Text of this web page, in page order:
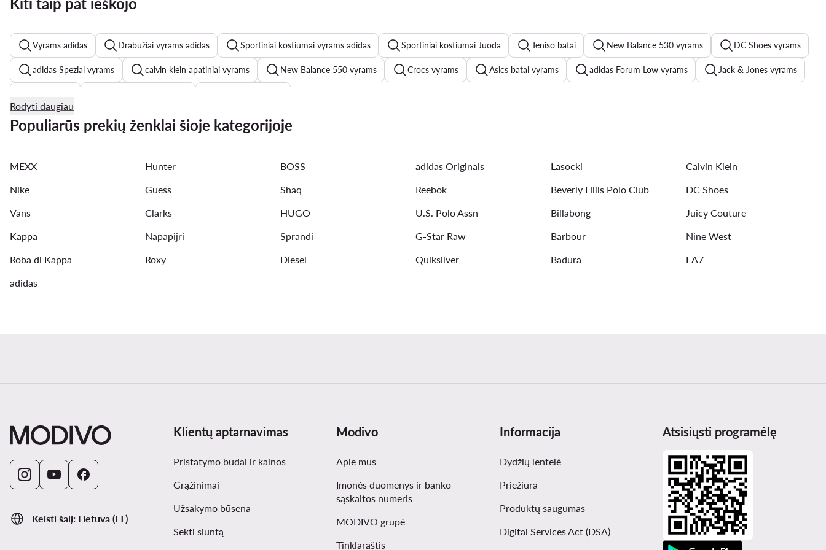
Vyrams adidas Drabužiai vyrams adidas Sportiniai kostiumai vyrams adidas Sportiniai kostiumai Juoda Teniso batai New Balance 530 vyrams DC Shoes vyrams
adidas Spezial vyrams calvin klein apatiniai vyrams New Balance 550 vyrams Crocs vyrams Asics batai vyrams adidas Forum Low vyrams Jack & Jones vyrams
G-Shock vyrams Badura batai vyrams Džinsai vyrams
Bomber striukes vyrams Piningines vyrams Timberland batai vyrams
Rodyti daugiau
Populiarūs prekių ženklai šioje kategorijoje
MEXX Hunter BOSS adidas Originals Lasocki
Calvin Klein
Nike
Guess Shaq Reebok Beverly Hills Polo Club
DC Shoes
Vans
Clarks HUGO U.S. Polo Assn Billabong
Juicy Couture
Kappa
Napapijri Sprandi G-Star Raw Barbour
Nine West
Roba di Kappa
Roxy Diesel Quiksilver Badura
EA7
adidas
Keisti šalį: Lietuva (LT)
Klientų aptarnavimas
Pristatymo būdai ir kainos
Grąžinimai
Užsakymo būsena
Sekti siuntą
Modivo
Apie mus
Įmonės duomenys ir banko
sąskaitos numeris
MODIVO grupė
Tinklaraštis
Informacija
Dydžių lentelė
Priežiūra
Produktų saugumas
Digital Services Act (DSA)
Atsisiųsti programėlę